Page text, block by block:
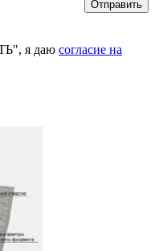
я даю согласие на